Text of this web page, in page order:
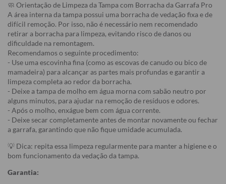
🧼 Orientação de Limpeza da Tampa com Borracha da Garrafa Pro
A área interna da tampa possui uma borracha de vedação fixa e de
difícil remoção. Por isso, não é necessário nem recomendado
retirar a borracha para limpeza, evitando risco de danos ou
dificuldade na remontagem.
Recomendamos o seguinte procedimento:
- Use uma escovinha fina (como as escovas de canudo ou bico de
mamadeira) para alcançar as partes mais profundas e garantir a
limpeza completa ao redor da borracha.
- Deixe a tampa de molho em água morna com sabão neutro por
alguns minutos, para ajudar na remoção de resíduos e odores.
- Após o molho, enxágue bem com água corrente.
- Deixe secar completamente antes de montar novamente ou fechar
a garrafa, garantindo que não fique umidade acumulada.
💡 Dica: repita essa limpeza regularmente para manter a higiene e o
bom funcionamento da vedação da tampa.
Garantia: